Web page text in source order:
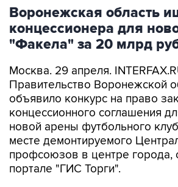
Воронежская область
концессионера для
"Факела" за 20 млрд
Москва. 29 апреля.
Правительство Воронежской
объявило конкурс на право
концессионного соглашения
новой арены футбольного
месте демонтируемого
профсоюзов в центре города,
портале "ГИС Торги".